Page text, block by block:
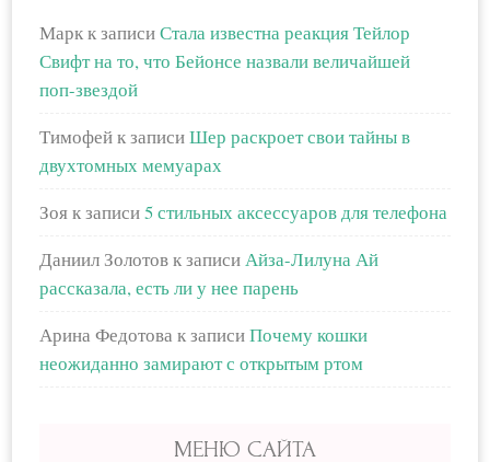
Маркк записиСтала известна реакция Тейлор
Свифт на то, что Бейонсе назвали величайшей
поп-звездой
Тимофейк записиШер раскроет свои тайны в
двухтомных мемуарах
Зояк записи5 стильных аксессуаров для телефона
Даниил Золотовк записиАйза-Лилуна Ай
рассказала, есть ли у нее парень
Арина Федотова к записиПочему кошки
неожиданно замирают с открытым ртом
МЕНЮ САЙТА